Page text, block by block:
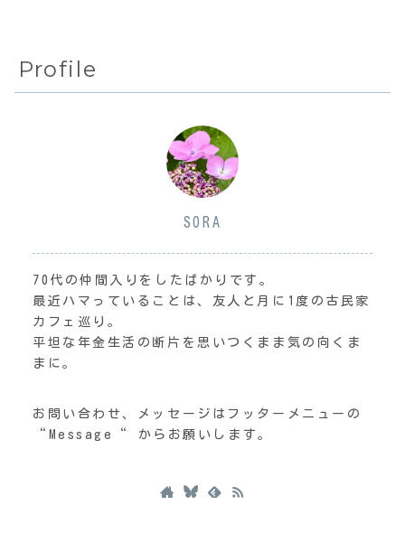
Profile
SORA
70代の仲間入りをしたばかりです。
最近ハマっていることは、友人と月に1度の古民家
カフェ巡り。
平坦な年金生活の断片を思いつくまま気の向くま
まに。
お問い合わせ、メッセージはフッターメニューの
“Message“ からお願いします。